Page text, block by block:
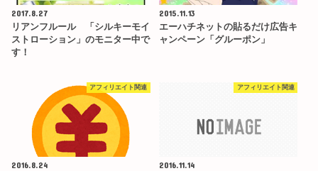
2017.8.27
リアンフルール 「シルキーモイ
ストローション」のモニター中で
す！
2015.11.13
エーハチネットの貼るだけ広告キ
ャンペーン「グルーポン」
アフィリエイト関連
2016.8.24
アフィリエイト関連
2016.11.14